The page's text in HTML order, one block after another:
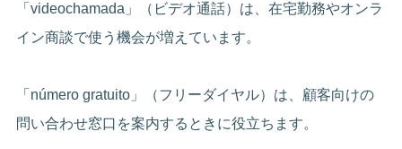
「videochamada」（ビデオ通話）は、在宅勤務やオンラ
イン商談で使う機会が増えています。
「número gratuito」（フリーダイヤル）は、顧客向けの
問い合わせ窓口を案内するときに役立ちます。